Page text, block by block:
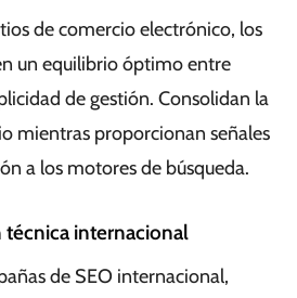
de comercio electrónico, los
un equilibrio óptimo entre
de gestión. Consolidan la
mientras proporcionan señales
a los motores de búsqueda.
técnica internacional
de SEO internacional,